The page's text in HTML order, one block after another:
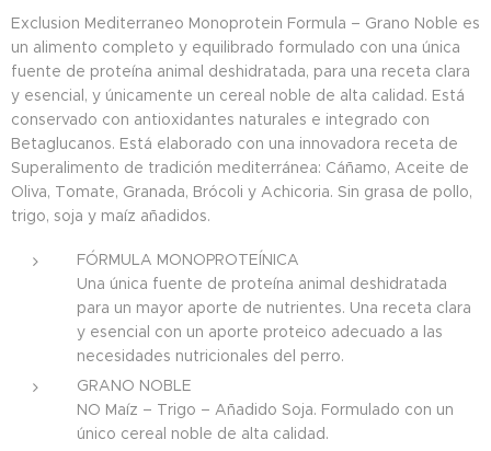
Exclusion Mediterraneo Monoprotein Formula – Grano Noble es
un alimento completo y equilibrado formulado con una única
fuente de proteína animal deshidratada, para una receta clara
y esencial, y únicamente un cereal noble de alta calidad. Está
conservado con antioxidantes naturales e integrado con
Betaglucanos. Está elaborado con una innovadora receta de
Superalimento de tradición mediterránea: Cáñamo, Aceite de
Oliva, Tomate, Granada, Brócoli y Achicoria. Sin grasa de pollo,
trigo, soja y maíz añadidos.
FÓRMULA MONOPROTEÍNICA
Una única fuente de proteína animal deshidratada
para un mayor aporte de nutrientes. Una receta clara
y esencial con un aporte proteico adecuado a las
necesidades nutricionales del perro.
GRANO NOBLE
NO Maíz – Trigo – Añadido Soja. Formulado con un
único cereal noble de alta calidad.